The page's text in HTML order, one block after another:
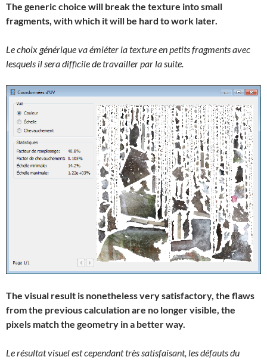
The generic choice will break the texture into small
fragments, with which it will be hard to work later.
Le choix générique va émiéter la texture en petits fragments avec
lesquels il sera difficile de travailler par la suite.
The visual result is nonetheless very satisfactory, the flaws
from the previous calculation are no longer visible, the
pixels match the geometry in a better way.
Le résultat visuel est cependant très satisfaisant, les défauts du